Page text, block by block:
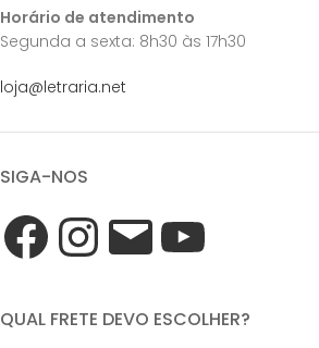
Horário de atendimento
Segunda a sexta: 8h30 às 17h30
loja@letraria.net
SIGA-NOS
QUAL FRETE DEVO ESCOLHER?